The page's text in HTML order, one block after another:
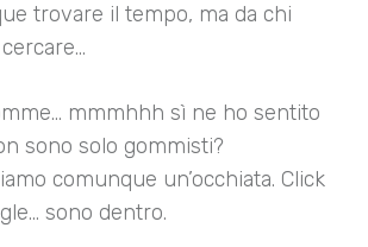
trovare il tempo, ma da chi
mmmhhh sì ne ho sentito
sono solo gommisti?
comunque un’occhiata. Click
sono dentro.